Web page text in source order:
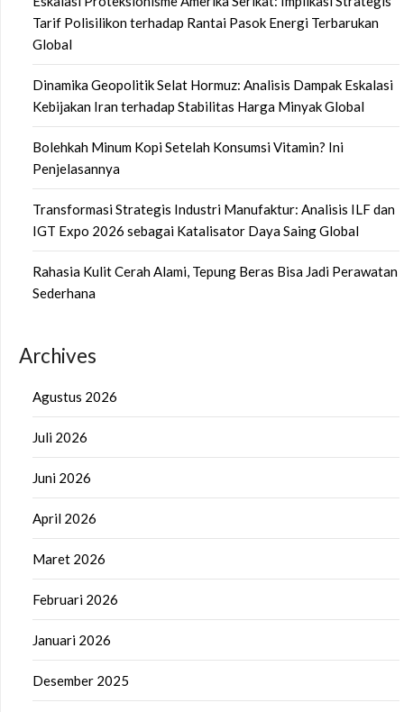
Tarif Polisilikon terhadap Rantai Pasok Energi Terbarukan
Global
Dinamika Geopolitik Selat Hormuz: Analisis Dampak Eskalasi
Kebijakan Iran terhadap Stabilitas Harga Minyak Global
Bolehkah Minum Kopi Setelah Konsumsi Vitamin? Ini
Penjelasannya
Transformasi Strategis Industri Manufaktur: Analisis ILF dan
IGT Expo 2026 sebagai Katalisator Daya Saing Global
Rahasia Kulit Cerah Alami, Tepung Beras Bisa Jadi Perawatan
Sederhana
Archives
Agustus 2026
Juli 2026
Juni 2026
April 2026
Maret 2026
Februari 2026
Januari 2026
Desember 2025